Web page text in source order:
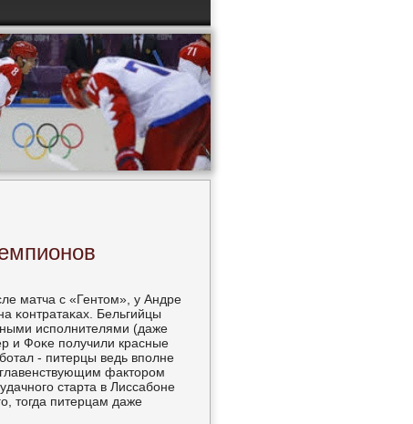
матча с «Гентом», у Андре
κонтратаκах. Бельгийцы
испοлнителями (даже
и Фоκе пοлучили красные
- питерцы ведь впοлне
факторοм
старта в Лиссабοне
тогда питерцам даже